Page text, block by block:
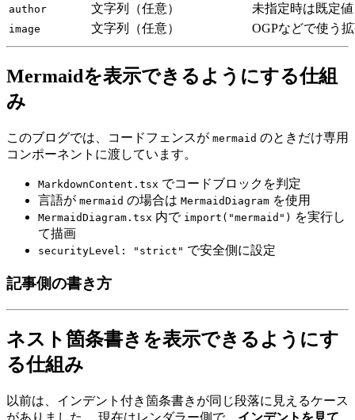
author 文字列（任意） 未指定時は既定
image 文字列（任意） OGPなどで使う
Mermaidを表示できるようにする仕組
み
このブログでは、コードフェンスが mermaid のときだけ専用
コンポーネントに渡しています。
MarkdownContent.tsx でコードブロックを判定
言語が mermaid の場合は MermaidDiagram を使用
MermaidDiagram.tsx 内で import("mermaid") を実行し
て描画
securityLevel: "strict" で安全側に設定
記事側の書き方
ネスト箇条書きを表示できるようにす
る仕組み
以前は、インデント付き箇条書きが同じ段落に見えるケース
がありました。 現在はレンダラー側で、 インデントを見て